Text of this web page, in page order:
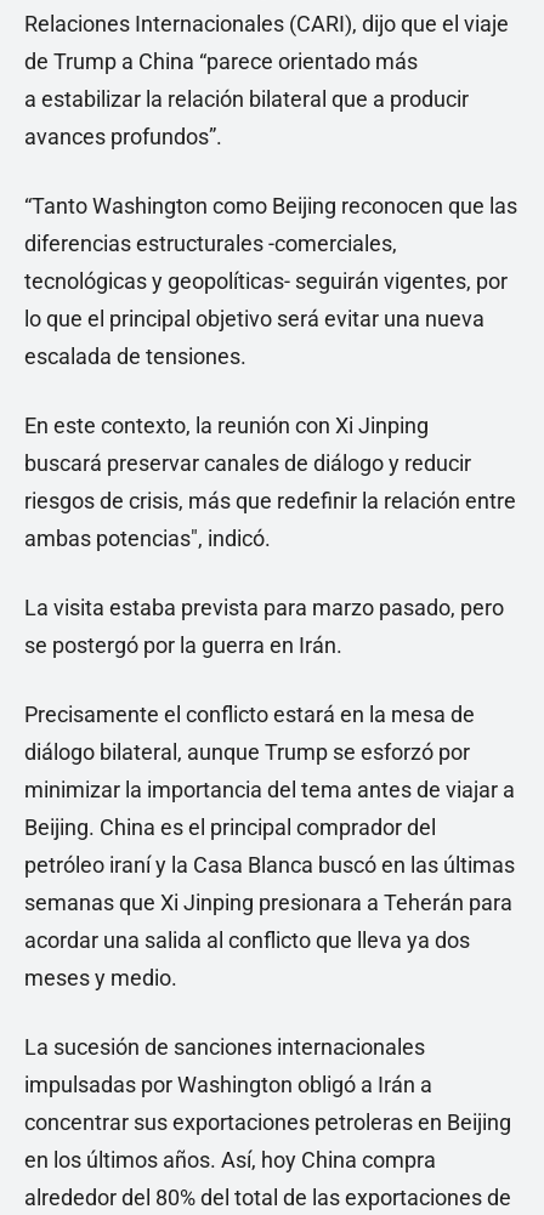
Relaciones Internacionales (CARI), dijo que el viaje
de Trump a China “parece orientado más
a estabilizar la relación bilateral que a producir
avances profundos”.
“Tanto Washington como Beijing reconocen que las
diferencias estructurales -comerciales,
tecnológicas y geopolíticas- seguirán vigentes, por
lo que el principal objetivo será evitar una nueva
escalada de tensiones.
En este contexto, la reunión con Xi Jinping
buscará preservar canales de diálogo y reducir
riesgos de crisis, más que redefinir la relación entre
ambas potencias", indicó.
La visita estaba prevista para marzo pasado, pero
se postergó por la guerra en Irán.
Precisamente el conflicto estará en la mesa de
diálogo bilateral, aunque Trump se esforzó por
minimizar la importancia del tema antes de viajar a
Beijing. China es el principal comprador del
petróleo iraní y la Casa Blanca buscó en las últimas
semanas que Xi Jinping presionara a Teherán para
acordar una salida al conflicto que lleva ya dos
meses y medio.
La sucesión de sanciones internacionales
impulsadas por Washington obligó a Irán a
concentrar sus exportaciones petroleras en Beijing
en los últimos años. Así, hoy China compra
alrededor del 80% del total de las exportaciones de